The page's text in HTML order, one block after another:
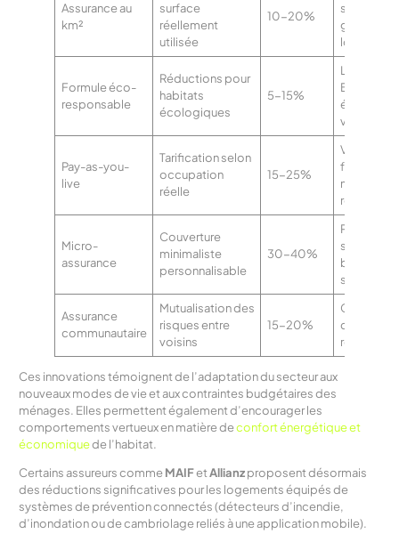
Assurance au
km²
surface
réellement
utilisée
10-20%
grands
Formule éco-
responsable
Réductions pour
habitats
écologiques
5-15%
BBC,
verts
Pay-as-you-
live
Tarification selon
occupation
réelle
15-25%
Voyageurs
fréquents,
multi-
résidents
Micro-
assurance
Couverture
minimaliste
personnalisable
30-40%
Petites
surfaces,
budgets
serrés
Assurance
communautaire
Mutualisation des
risques entre
voisins
15-20%
quartiers
Ces innovations témoignent de l’adaptation du secteur aux
nouveaux modes de vie et aux contraintes budgétaires des
ménages. Elles permettent également d’encourager les
comportements vertueux en matière deconfort énergétique et
économiquede l’habitat.
Certains assureurs commeMAIFetAllianzproposent désormais
des réductions significatives pour les logements équipés de
systèmes de prévention connectés (détecteurs d’incendie,
d’inondation ou de cambriolage reliés à une application mobile).